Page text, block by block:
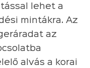
lehet a
mintákra. Az
az
alvás a korai